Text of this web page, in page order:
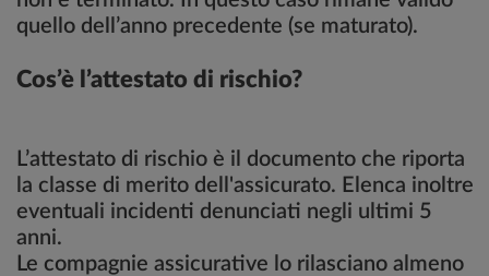
quello dell’anno precedente (se maturato).
Cos’è l’attestato di rischio?
L’attestato di rischio è il documento che riporta
la classe di merito dell'assicurato. Elenca inoltre
eventuali incidenti denunciati negli ultimi 5
anni.
Le compagnie assicurative lo rilasciano almeno